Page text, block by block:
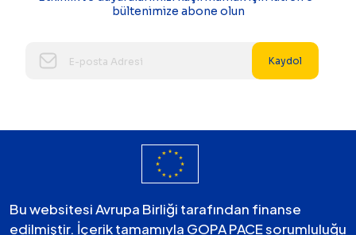
bültenimize abone olun
Kaydol
Bu websitesi Avrupa Birliği tarafından finanse
edilmiştir. İçerik tamamıyla GOPA PACE sorumluluğu